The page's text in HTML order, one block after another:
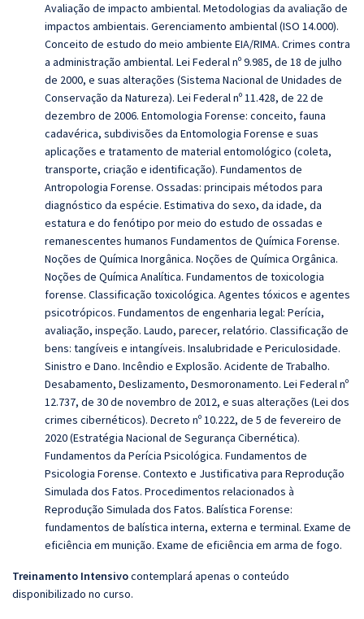
Avaliação de impacto ambiental. Metodologias da avaliação de
impactos ambientais. Gerenciamento ambiental (ISO 14.000).
Conceito de estudo do meio ambiente EIA/RIMA. Crimes contra
a administração ambiental. Lei Federal nº 9.985, de 18 de julho
de 2000, e suas alterações (Sistema Nacional de Unidades de
Conservação da Natureza). Lei Federal nº 11.428, de 22 de
dezembro de 2006. Entomologia Forense: conceito, fauna
cadavérica, subdivisões da Entomologia Forense e suas
aplicações e tratamento de material entomológico (coleta,
transporte, criação e identificação). Fundamentos de
Antropologia Forense. Ossadas: principais métodos para
diagnóstico da espécie. Estimativa do sexo, da idade, da
estatura e do fenótipo por meio do estudo de ossadas e
remanescentes humanos Fundamentos de Química Forense.
Noções de Química Inorgânica. Noções de Química Orgânica.
Noções de Química Analítica. Fundamentos de toxicologia
forense. Classificação toxicológica. Agentes tóxicos e agentes
psicotrópicos. Fundamentos de engenharia legal: Perícia,
avaliação, inspeção. Laudo, parecer, relatório. Classificação de
bens: tangíveis e intangíveis. Insalubridade e Periculosidade.
Sinistro e Dano. Incêndio e Explosão. Acidente de Trabalho.
Desabamento, Deslizamento, Desmoronamento. Lei Federal nº
12.737, de 30 de novembro de 2012, e suas alterações (Lei dos
crimes cibernéticos). Decreto nº 10.222, de 5 de fevereiro de
2020 (Estratégia Nacional de Segurança Cibernética).
Fundamentos da Perícia Psicológica. Fundamentos de
Psicologia Forense. Contexto e Justificativa para Reprodução
Simulada dos Fatos. Procedimentos relacionados à
Reprodução Simulada dos Fatos. Balística Forense:
fundamentos de balística interna, externa e terminal. Exame de
eficiência em munição. Exame de eficiência em arma de fogo.
Treinamento Intensivocontemplará apenas o conteúdo
disponibilizado no curso.